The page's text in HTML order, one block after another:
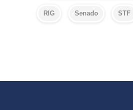
RIG Senado STF